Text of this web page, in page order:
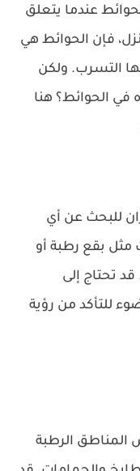
عندما يتعلق
فإن الحوائط هي
التسرب. ولكن
في الحوائط؟ هنا
للبحث عن أي
بقع رطبة أو
تحتاج إلى
للتأكد من رؤية
الرطبة